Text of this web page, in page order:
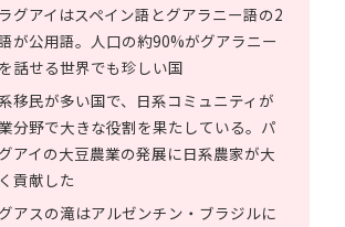
グアイはスペイン語とグアラニー語の2
が公用語。人口の約90%がグアラニー
話せる世界でも珍しい国
移民が多い国で、日系コミュニティが
分野で大きな役割を果たしている。パ
アイの大豆農業の発展に日系農家が大
貢献した
アスの滝はアルゼンチン・ブラジルに